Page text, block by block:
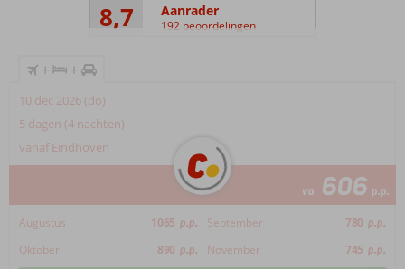
8,7 Aanrader
192 beoordelingen
+ +
10 dec 2026 (do)
5 dagen (4 nachten)
vanaf Eindhoven
va 606 p.p.
Augustus 1065 p.p. September 780 p.p.
Oktober
890 p.p. November 745 p.p.